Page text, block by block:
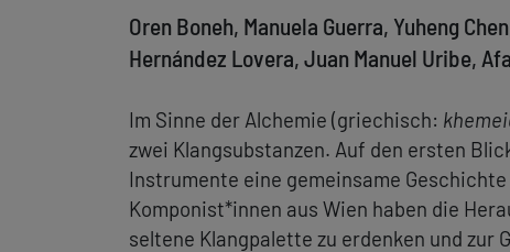
Oren Boneh, Manuela Guerra, Yuheng
Hernández Lovera, Juan Manuel Uribe,
Im Sinne der Alchemie (griechisch:
zwei Klangsubstanzen. Auf den ersten
Instrumente eine gemeinsame
Komponist*innen aus Wien haben die
seltene Klangpalette zu erdenken und zur